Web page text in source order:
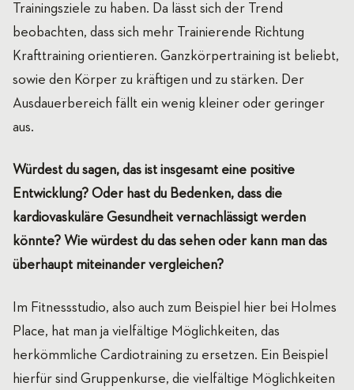
Trainingsziele zu haben. Da lässt sich der Trend
beobachten, dass sich mehr Trainierende Richtung
Krafttraining orientieren. Ganzkörpertraining ist beliebt,
sowie den Körper zu kräftigen und zu stärken. Der
Ausdauerbereich fällt ein wenig kleiner oder geringer
aus.
Würdest du sagen, das ist insgesamt eine positive
Entwicklung? Oder hast du Bedenken, dass die
kardiovaskuläre Gesundheit vernachlässigt werden
könnte? Wie würdest du das sehen oder kann man das
überhaupt miteinander vergleichen?
Im Fitnessstudio, also auch zum Beispiel hier bei Holmes
Place, hat man ja vielfältige Möglichkeiten, das
herkömmliche Cardiotraining zu ersetzen. Ein Beispiel
hierfür sind Gruppenkurse, die vielfältige Möglichkeiten